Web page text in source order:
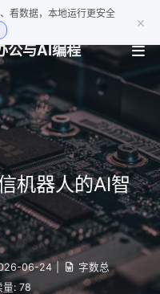
看数据，本地运行更安全
×
公与AI编程
机器人的AI智
06-24
字数总
量: 78